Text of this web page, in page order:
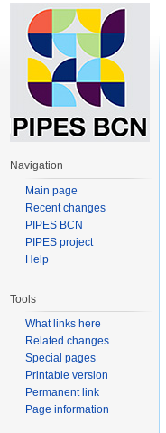
Navigation
Main page
Recent changes
PIPES BCN
PIPES project
Help
Tools
What links here
Related changes
Special pages
Printable version
Permanent link
Page information